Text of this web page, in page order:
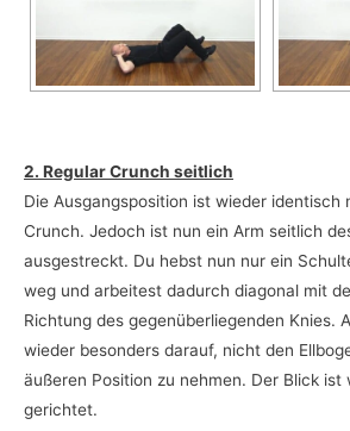
2. Regular Crunch seitlich
Die Ausgangsposition ist wieder identisch
Crunch. Jedoch ist nun ein Arm seitlich
ausgestreckt. Du hebst nun nur ein
weg und arbeitest dadurch diagonal mit
Richtung des gegenüberliegenden Knies.
wieder besonders darauf, nicht den
äußeren Position zu nehmen. Der Blick ist
gerichtet.